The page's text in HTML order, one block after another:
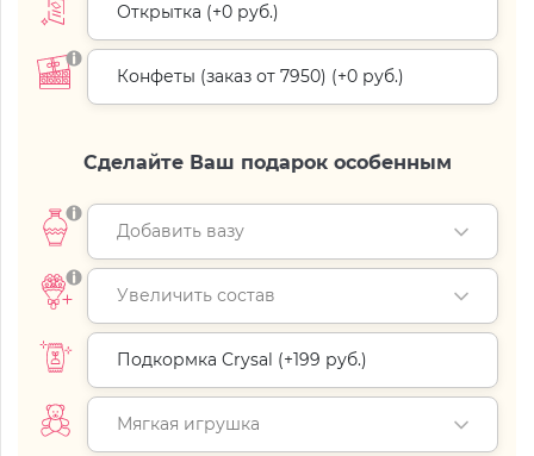
Открытка (+0 руб.)
Конфеты (заказ от 7950) (+0 руб.)
Сделайте Ваш подарок особенным
Добавить вазу
Увеличить состав
Подкормка Crysal (+199 руб.)
Мягкая игрушка